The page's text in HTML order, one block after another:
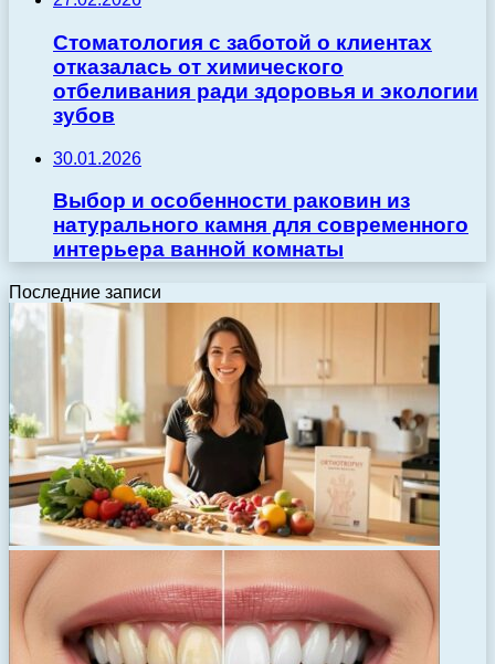
Стоматология с заботой о клиентах
отказалась от химического
отбеливания ради здоровья и экологии
зубов
30.01.2026
Выбор и особенности раковин из
натурального камня для современного
интерьера ванной комнаты
Последние записи